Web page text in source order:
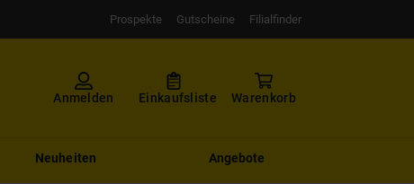
Prospekte Gutscheine Filialfinder
Anmelden Einkaufsliste Warenkorb
Neuheiten Angebote